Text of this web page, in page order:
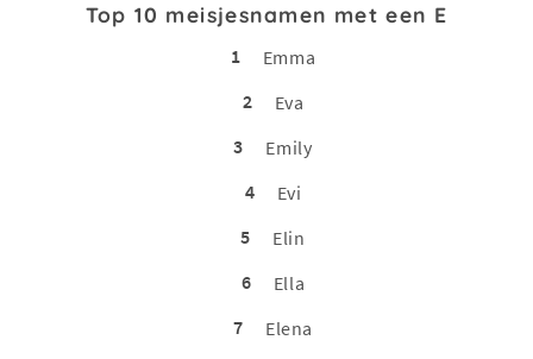
Top 10 meisjesnamen met een E
1
Emma
2
Eva
3
Emily
4
Evi
5
Elin
6
Ella
7
Elena